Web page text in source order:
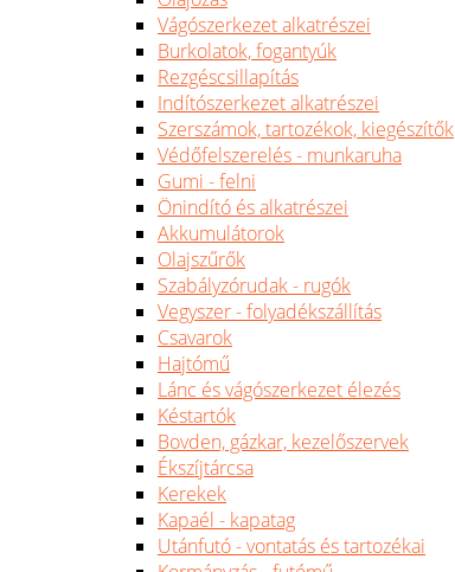
Vágószerkezet alkatrészei
Burkolatok, fogantyúk
Rezgéscsillapítás
Indítószerkezet alkatrészei
Szerszámok, tartozékok, kiegészítők
Védőfelszerelés - munkaruha
Gumi - felni
Önindító és alkatrészei
Akkumulátorok
Olajszűrők
Szabályzórudak - rugók
Vegyszer - folyadékszállítás
Csavarok
Hajtómű
Lánc és vágószerkezet élezés
Késtartók
Bovden, gázkar, kezelőszervek
Ékszíjtárcsa
Kerekek
Kapaél - kapatag
Utánfutó - vontatás és tartozékai